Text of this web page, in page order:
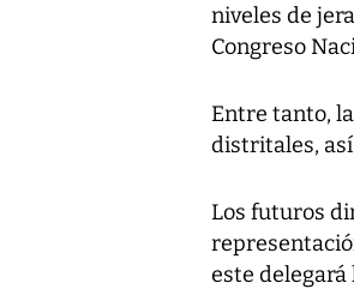
niveles de
Congreso
Entre tanto,
distritales,
Los futuros
este delegará